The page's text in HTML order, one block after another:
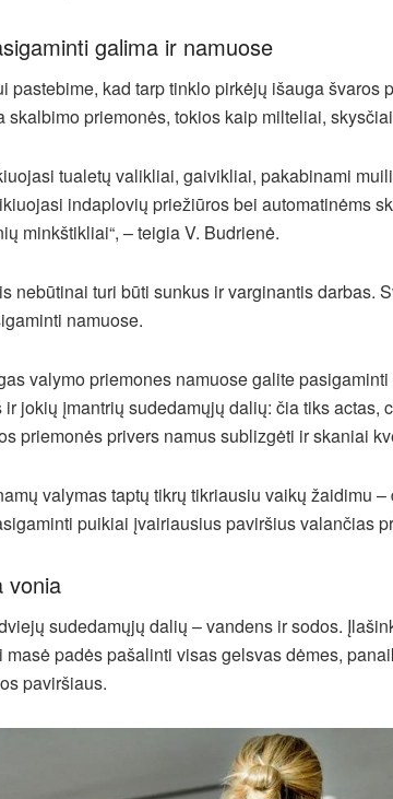
galima ir namuose
pastebime, kad tarp tinklo pirkėjų išauga
skalbimo priemonės, tokios kaip milteliai,
tualetų valikliai, gaivikliai, pakabinami
indaplovių priežiūros bei automatinėms
minkštikliai“, – teigia V. Budrienė.
nebūtinai turi būti sunkus ir varginantis darbas.
namuose.
valymo priemones namuose galite
jokių įmantrių sudedamųjų dalių: čia tiks actas,
priemonės privers namus sublizgėti ir skaniai
valymas taptų tikrų tikriausiu vaikų žaidimu
puikiai įvairiausius paviršius valančias
vonia
sudedamųjų dalių – vandens ir sodos.
masė padės pašalinti visas gelsvas dėmes,
paviršiaus.